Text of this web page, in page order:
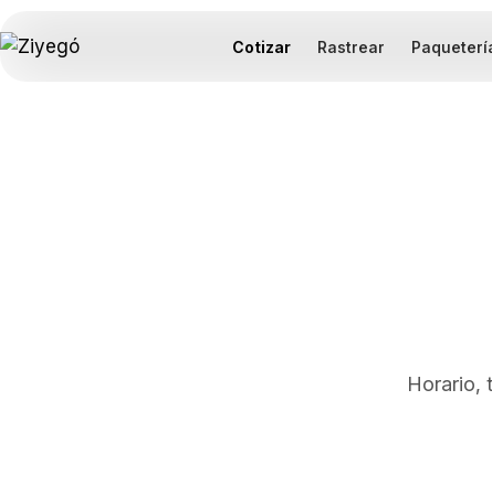
Cotizar Rastrear
Horario,